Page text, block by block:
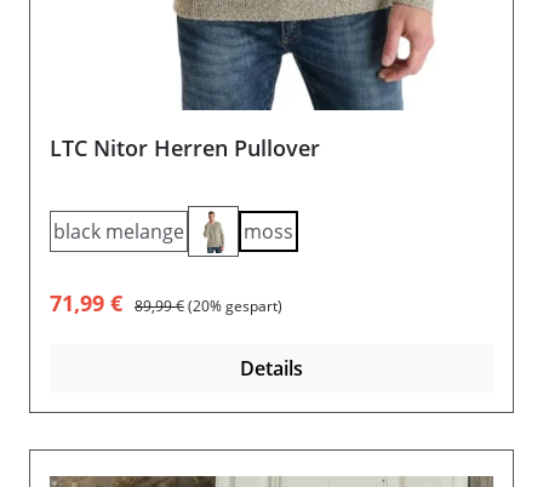
LTC Nitor Herren Pullover
black melange moss
Verkaufspreis:
71,99 € Regulärer Preis:
89,99 €(20% gespart)
Details